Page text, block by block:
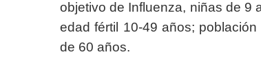
objetivo de Influenza, niñas de 9
edad fértil 10-49 años;
de 60 años.